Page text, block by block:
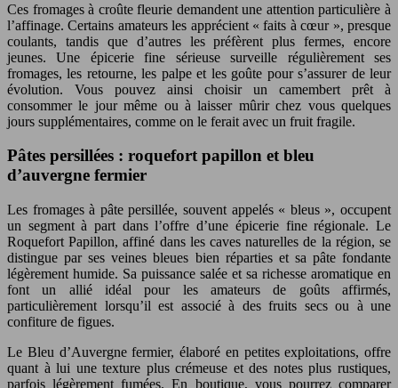
Ces fromages à croûte fleurie demandent une attention particulière à
l’affinage. Certains amateurs les apprécient « faits à cœur », presque
coulants, tandis que d’autres les préfèrent plus fermes, encore
jeunes. Une épicerie fine sérieuse surveille régulièrement ses
fromages, les retourne, les palpe et les goûte pour s’assurer de leur
évolution. Vous pouvez ainsi choisir un camembert prêt à
consommer le jour même ou à laisser mûrir chez vous quelques
jours supplémentaires, comme on le ferait avec un fruit fragile.
Pâtes persillées : roquefort papillon et bleu
d’auvergne fermier
Les fromages à pâte persillée, souvent appelés « bleus », occupent
un segment à part dans l’offre d’une épicerie fine régionale. Le
Roquefort Papillon, affiné dans les caves naturelles de la région, se
distingue par ses veines bleues bien réparties et sa pâte fondante
légèrement humide. Sa puissance salée et sa richesse aromatique en
font un allié idéal pour les amateurs de goûts affirmés,
particulièrement lorsqu’il est associé à des fruits secs ou à une
confiture de figues.
Le Bleu d’Auvergne fermier, élaboré en petites exploitations, offre
quant à lui une texture plus crémeuse et des notes plus rustiques,
parfois légèrement fumées. En boutique, vous pourrez comparer